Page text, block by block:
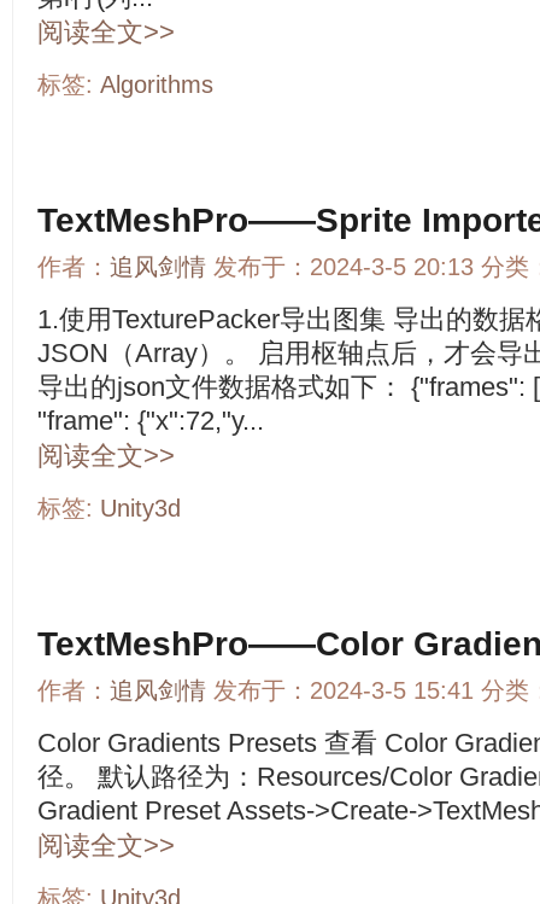
阅读全文>>
标签: Algorithms
TextMeshPro——Sprite
作者： 追风剑情 发布于：2024-3-5 20:13 分类
1.使用TexturePacker导出图集 导出的数据
JSON（Array）。 启用枢轴点后，才会导
导出的json文件数据格式如下： {"frames":
"frame": {"x":72,"y...
阅读全文>>
标签: Unity3d
TextMeshPro——Color
作者： 追风剑情 发布于：2024-3-5 15:41 分类
Color Gradients Presets 查看 Color
径。 默认路径为：Resources/Color
Gradient Preset Assets->Create-
阅读全文>>
标签: Unity3d